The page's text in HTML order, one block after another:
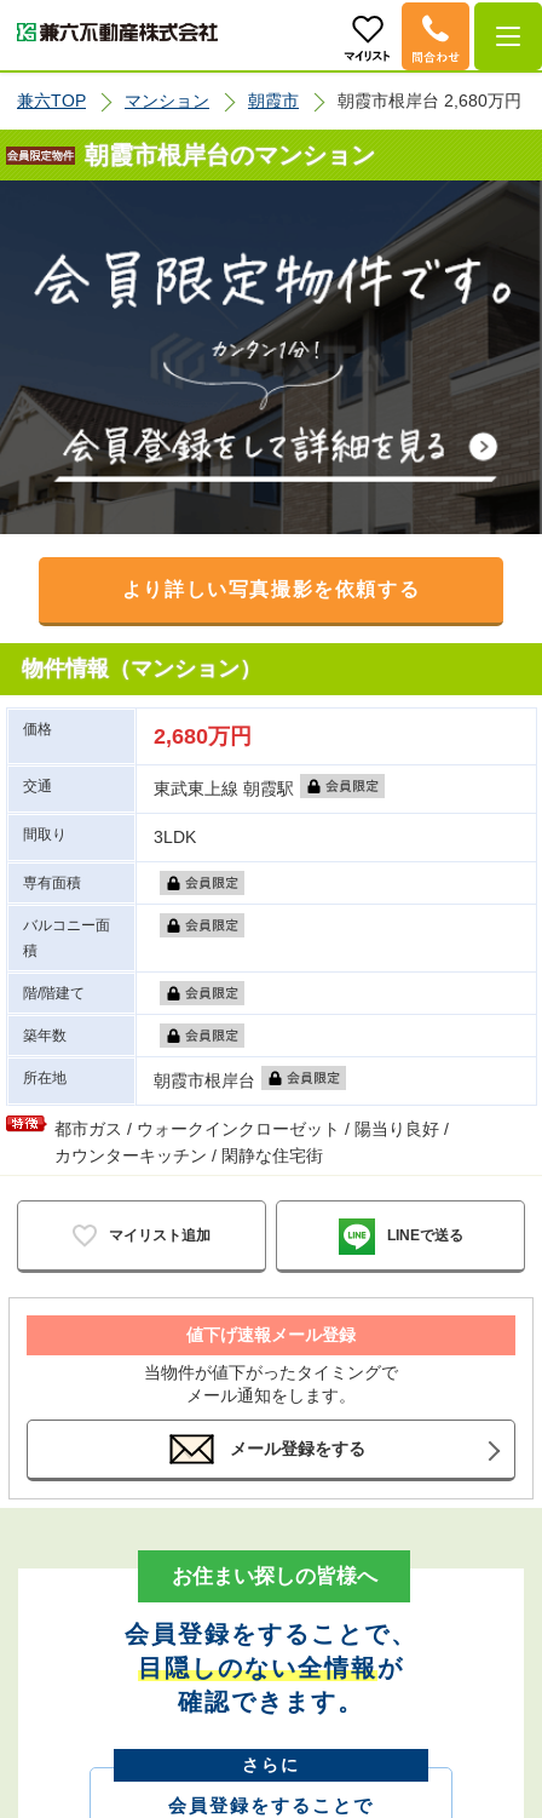
兼六TOP マンション 朝霞市 朝霞市根岸台 2,680万円
朝霞市根岸台のマンション
より詳しい写真撮影を依頼する
物件情報（マンション）
価格 2,680万円
交通 東武東上線 朝霞駅
間取り 3LDK
専有面積
バルコニー面
積
階/階建て
築年数
所在地 朝霞市根岸台
都市ガス / ウォークインクローゼット / 陽当り良好 /
カウンターキッチン / 閑静な住宅街
マイリスト追加 LINEで送る
値下げ速報メール登録
当物件が値下がったタイミングで
メール通知をします。
メール登録をする
お住まい探しの皆様へ
会員登録をすることで、
目隠しのない全情報が
確認できます。
さらに
会員登録をすることで